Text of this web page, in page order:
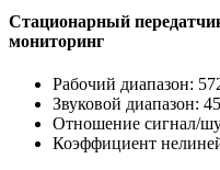
Стационарный
мониторинг
Рабочий диапазон:
Звуковой диапазон:
Отношение сигнал/
Коэффициент